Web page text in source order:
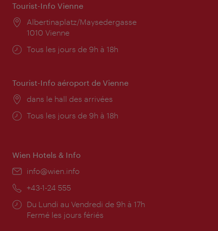
Tourist-Info Vienne
Lieu:
Albertinaplatz/Maysedergasse
1010 Vienne
Horaires
Tous les jours de 9h à 18h
Tourist-Info aéroport de Vienne
Lieu:
dans le hall des arrivées
Horaires
Tous les jours de 9h à 18h
Wien Hotels & Info
E-
info@wien.info
Téléphone:
+43-1-24 555
Horaires
d'ouverture:
Du Lundi au Vendredi de 9h à 17h
Fermé les jours fériés